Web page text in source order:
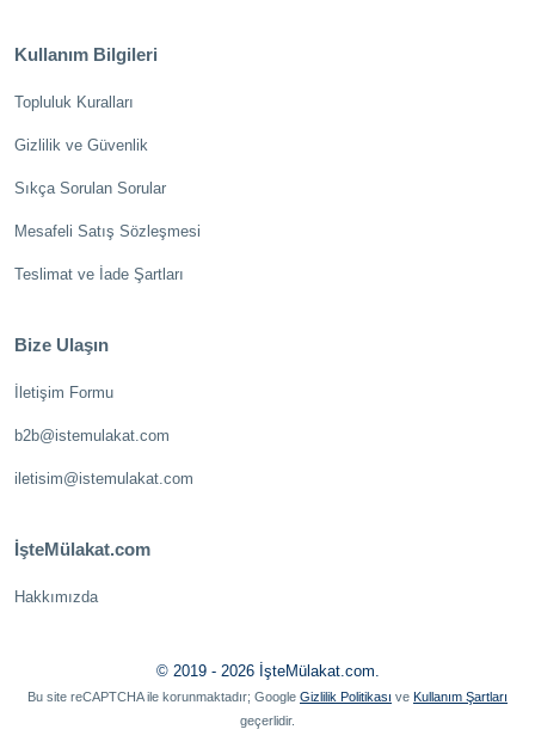
Kullanım Bilgileri
Topluluk Kuralları
Gizlilik ve Güvenlik
Sıkça Sorulan Sorular
Mesafeli Satış Sözleşmesi
Teslimat ve İade Şartları
Bize Ulaşın
İletişim Formu
b2b@istemulakat.com
iletisim@istemulakat.com
İşteMülakat.com
Hakkımızda
© 2019 - 2026 İşteMülakat.com.
Bu site reCAPTCHA ile korunmaktadır; Google Gizlilik Politikası ve Kullanım Şartları
geçerlidir.